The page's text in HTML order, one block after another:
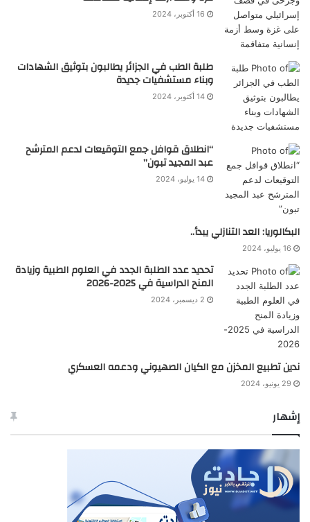
16 أكتوبر، 2024
طلبة الطب في الجزائر يطالبون بتوثيق الشهادات
وبناء مستشفيات جديدة
14 أكتوبر، 2024
“انطلاق قوافل جمع التوقيعات لدعم المترشح
عبد المجيد تبون”
14 يوليو، 2024
البكالوريا: العد التنازلي يبدأ..
16 يوليو، 2024
تحديد عدد الطلبة الجدد في العلوم الطبية وزيادة
المنح الدراسية في 2025-2026
2 ديسمبر، 2024
ندين تطبيع المخزن مع الكيان الصهيوني ودعمه العسكري
29 يونيو، 2024
إشهار